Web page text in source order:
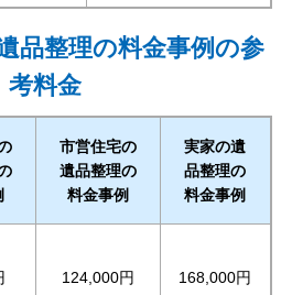
品整理の料金事例の参
考料金
市営住宅の
遺品整理の
料金事例
実家の遺
品整理の
料金事例
124,000円 168,000円